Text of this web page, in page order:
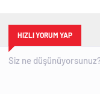
HIZLI YORUM YAP